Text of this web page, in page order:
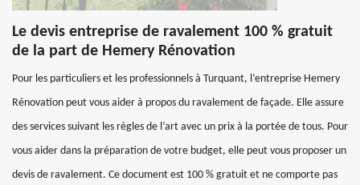
Le devis entreprise de ravalement 100 % gratuit
de la part de Hemery Rénovation
Pour les particuliers et les professionnels à Turquant, l’entreprise Hemery
Rénovation peut vous aider à propos du ravalement de façade. Elle assure
des services suivant les règles de l’art avec un prix à la portée de tous. Pour
vous aider dans la préparation de votre budget, elle peut vous proposer un
devis de ravalement. Ce document est 100 % gratuit et ne comporte pas